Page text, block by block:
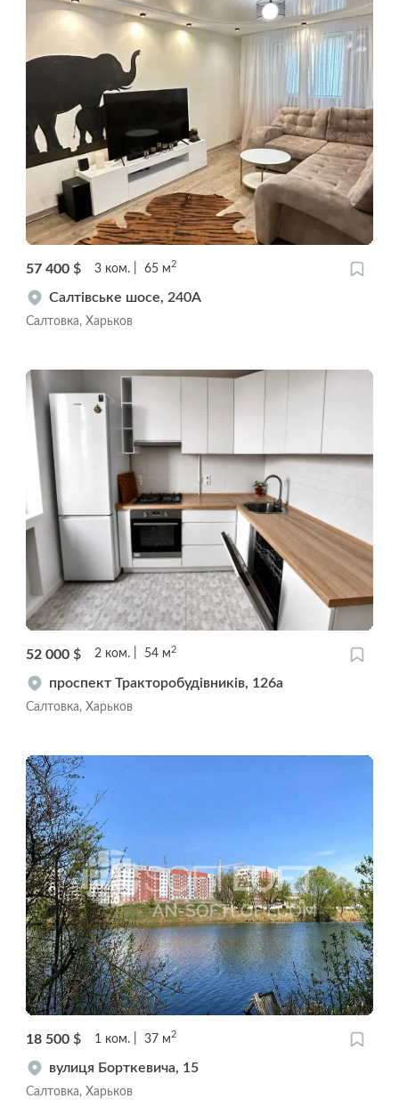
57 400 $ 3 ком. 65 м2
Салтівське шосе, 240А
Салтовка, Харьков
52 000 $ 2 ком. 54 м 2
проспект Тракторобудівників, 126а
Салтовка, Харьков
18 500 $ 1 ком. 37 м2
вулиця Борткевича, 15
Салтовка, Харьков